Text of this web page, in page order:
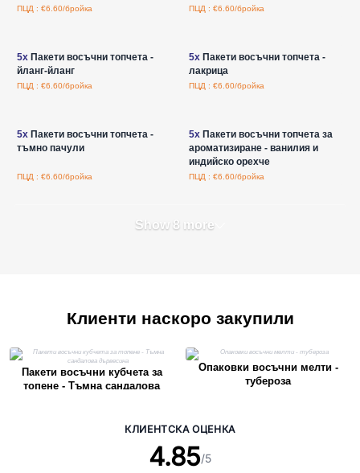
ПЦД : €6.60/бройка ПЦД : €6.60/бройка
5xПакети восъчни топчета -
йланг-йланг
ПЦД : €6.60/бройка
5xПакети восъчни топчета -
лакрица
ПЦД : €6.60/бройка
5xПакети восъчни топчета -
тъмно пачули
ПЦД : €6.60/бройка
5xПакети восъчни топчета за
ароматизиране - ванилия и
индийско орехче
ПЦД : €6.60/бройка
Show 8 more
Клиенти наскоро закупили
Пакети восъчни кубчета за
топене - Тъмна сандалова
Опаковки восъчни мелти -
тубероза
КЛИЕНТСКА ОЦЕНКА
4.85/5